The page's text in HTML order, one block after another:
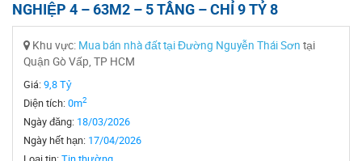
NGHIỆP 4 – 63M2 – 5 TẦNG – CHỈ 9 TỶ 8
Khu vực: Mua bán nhà đất tại Đường Nguyễn Thái Sơn tại
Quận Gò Vấp, TP HCM
Giá:9,8 Tỷ
Diện tích:0m2
Ngày đăng: 18/03/2026
Ngày hết hạn: 17/04/2026